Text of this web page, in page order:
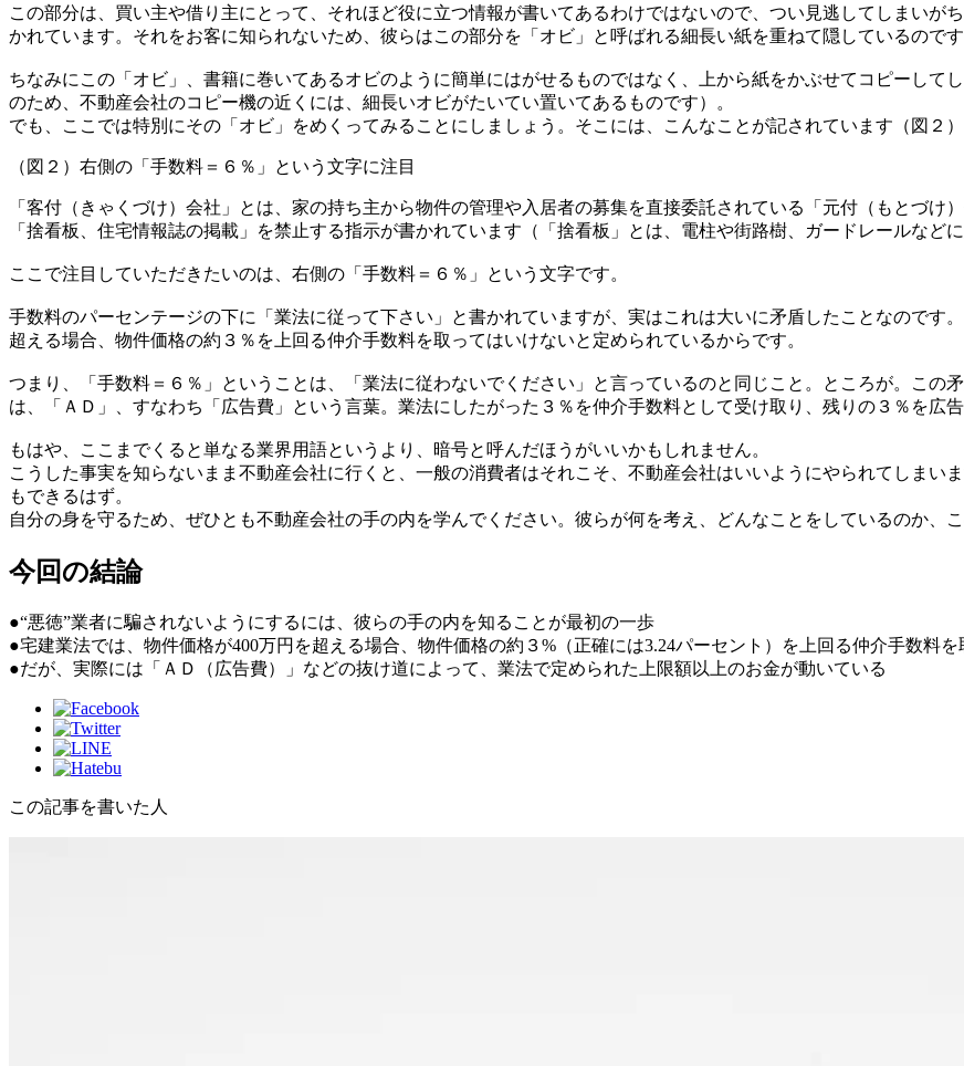
この部分は、買い主や借り主にとって、それほど役に立つ情報が書いてあるわけではないので、つい見逃してしまいが
かれています。それをお客に知られないため、彼らはこの部分を「オビ」と呼ばれる細長い紙を重ねて隠しているのです
ちなみにこの「オビ」、書籍に巻いてあるオビのように簡単にはがせるものではなく、上から紙をかぶせてコピーして
のため、不動産会社のコピー機の近くには、細長いオビがたいてい置いてあるものです）。
でも、ここでは特別にその「オビ」をめくってみることにしましょう。そこには、こんなことが記されています （図２）
（図２）右側の「手数料＝６％」という文字に注目
「客付（きゃくづけ）会社」とは、家の持ち主から物件の管理や入居者の募集を直接委託されている「元付（もとづ
「捨看板、住宅情報誌の掲載」を禁止する指示が書かれています（「捨看板」とは、電柱や街路樹、ガードレールなど
ここで注目していただきたいのは、右側の「手数料＝６％」という文字です。
手数料のパーセンテージの下に「業法に従って下さい」と書かれていますが、実はこれは大いに矛盾したことなのです
超える場合、物件価格の約３％を上回る仲介手数料を取ってはいけないと定められているからです。
つまり、「手数料＝６％」ということは、「業法に従わないでください」と言っているのと同じこと。ところが。この
は、「ＡＤ」、すなわち「広告費」という言葉。業法にしたがった３％を仲介手数料として受け取り、残りの３％を広
もはや、ここまでくると単なる業界用語というより、暗号と呼んだほうがいいかもしれません。
こうした事実を知らないまま不動産会社に行くと、一般の消費者はそれこそ、不動産会社はいいようにやられてしまい
もできるはず。
自分の身を守るため、ぜひとも不動産会社の手の内を学んでください。彼らが何を考え、どんなことをしているのか、
今回の結論
●“悪徳”業者に騙されないようにするには、彼らの手の内を知ることが最初の一歩
●宅建業法では、物件価格が400万円を超える場合、物件価格の約３%（正確には3.24パーセント）を上回る仲介手数料
●だが、実際には「ＡＤ（広告費）」などの抜け道によって、業法で定められた上限額以上のお金が動いている
この記事を書いた人